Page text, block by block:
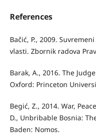
References
Bačić, P., 2009.
vlasti. Zbornik radova
Barak, A., 2016. The
Oxford: Princeton
Begić, Z., 2014. War,
D., Unbribable Bosnia:
Baden: Nomos.